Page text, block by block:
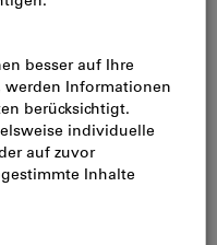
CHF 1.73/ 1 Stück
27.03 / 1 Quadratmeter)
CHF 1.46/ 1 Stück